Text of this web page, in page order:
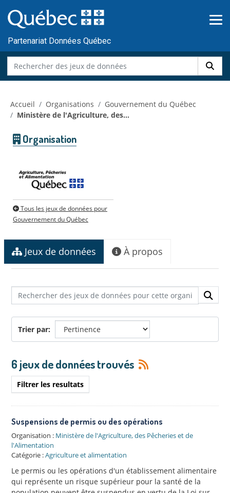
au
contenu
Partenariat Données Québec
Accueil Organisations
Gouvernement du Québec
Ministère de l'Agriculture, des...
Organisation
Tous les jeux de données pour
Gouvernement du Québec
Jeux de données À propos
Trier par
6 jeux de données trouvés
Filtrer les resultats
Suspensions de permis ou des opérations
Organisation : Ministère de l'Agriculture, des Pêcheries et de
l'Alimentation
Catégorie :Agriculture et alimentation
Le permis ou les opérations d'un établissement alimentaire
qui représente un risque supérieur pour la santé de la